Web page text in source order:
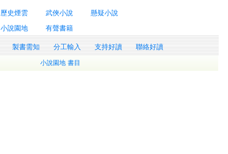
歷史煙雲 武俠小說
懸疑小說
小說園地 有聲書籍
製書需知 分工輸入 支持好讀 聯絡好讀
小說園地 書目